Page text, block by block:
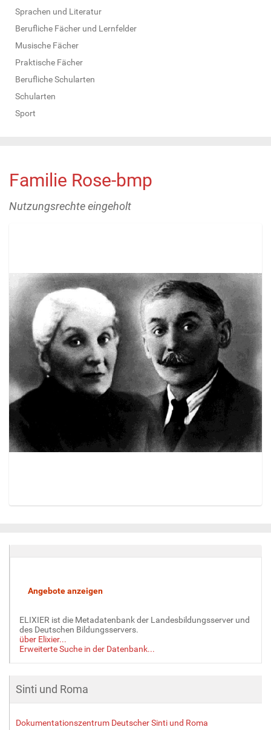
Sprachen und Literatur
Berufliche Fächer und Lernfelder
Musische Fächer
Praktische Fächer
Berufliche Schularten
Schularten
Sport
Familie Rose-bmp
Nutzungsrechte eingeholt
e
n
e
r
ELIXIER ist die Metadatenbank der Landesbildungsserver und
des Deutschen Bildungsservers.
über Elixier...
Erweiterte Suche in der Datenbank...
Sinti und Roma
Dokumentationszentrum Deutscher Sinti und Roma